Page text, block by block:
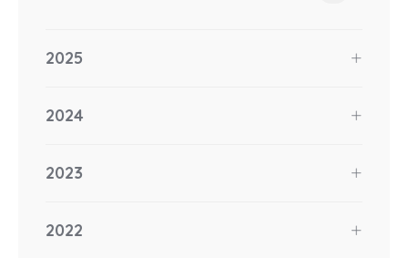
2025
2024
2023
2022